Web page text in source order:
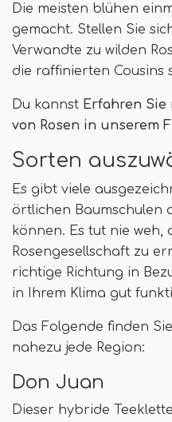
Die meisten blühen
gemacht. Stellen Sie
Verwandte zu wilden
die raffinierten Cousins
Du kannst Erfahren
von Rosen in unserem
Sorten
Es gibt viele
örtlichen Baumschulen
können. Es tut nie weh,
Rosengesellschaft zu
richtige Richtung in
in Ihrem Klima gut
Das Folgende finden
nahezu jede Region:
Don Juan
Dieser hybride